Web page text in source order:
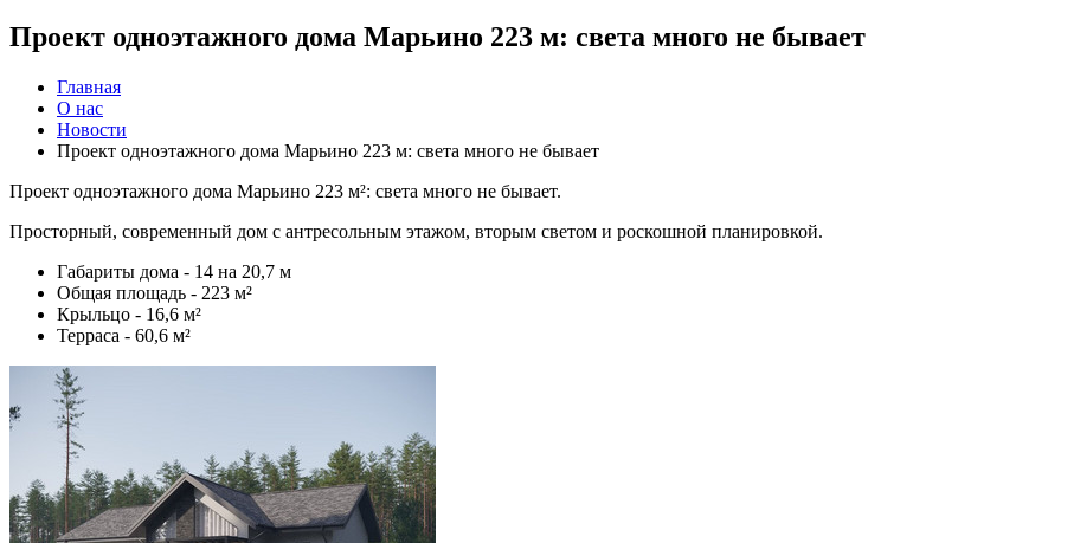
Проект одноэтажного дома Марьино 223 м: света много не бывает
Главная
О нас
Новости
Проект одноэтажного дома Марьино 223 м: света много не бывает
Проект одноэтажного дома Марьино 223 м²: света много не бывает.
Просторный, современный дом с антресольным этажом, вторым светом и роскошной планировкой.
Габариты дома - 14 на 20,7 м
Общая площадь - 223 м²
Крыльцо - 16,6 м²
Терраса - 60,6 м²